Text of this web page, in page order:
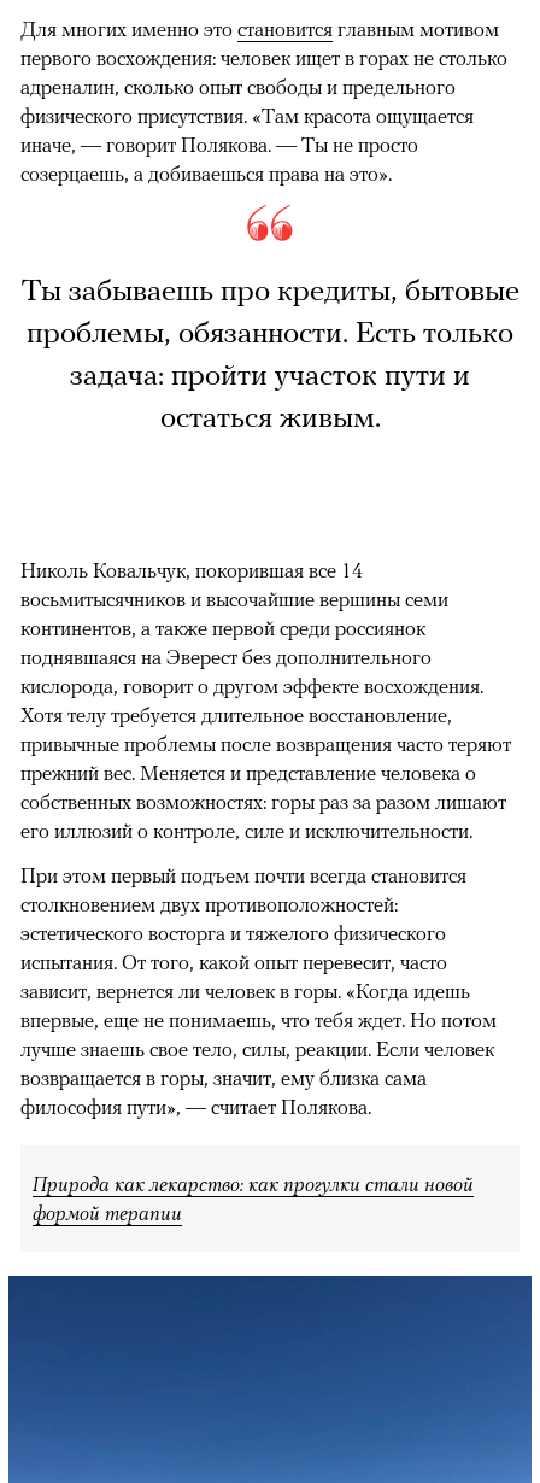
Для многих именно это становится главным мотивом
первого восхождения: человек ищет в горах не столько
адреналин, сколько опыт свободы и предельного
физического присутствия. «Там красота ощущается
иначе, — говорит Полякова. — Ты не просто
созерцаешь, а добиваешься права на это».
Ты забываешь про кредиты, бытовые
проблемы, обязанности. Есть только
задача: пройти участок пути и
остаться живым.
Николь Ковальчук, покорившая все 14
восьмитысячников и высочайшие вершины семи
континентов, а также первой среди россиянок
поднявшаяся на Эверест без дополнительного
кислорода, говорит о другом эффекте восхождения.
Хотя телу требуется длительное восстановление,
привычные проблемы после возвращения часто теряют
прежний вес. Меняется и представление человека о
собственных возможностях: горы раз за разом лишают
его иллюзий о контроле, силе и исключительности.
При этом первый подъем почти всегда становится
столкновением двух противоположностей:
эстетического восторга и тяжелого физического
испытания. От того, какой опыт перевесит, часто
зависит, вернется ли человек в горы. «Когда идешь
впервые, еще не понимаешь, что тебя ждет. Но потом
лучше знаешь свое тело, силы, реакции. Если человек
возвращается в горы, значит, ему близка сама
философия пути», — считает Полякова.
Природа как лекарство: как прогулки стали новой
формой терапии